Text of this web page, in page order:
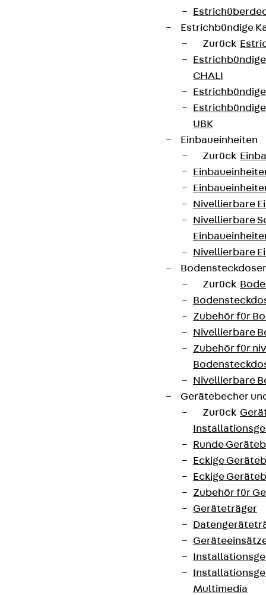
Estrichbündige
Zurück
CHALI
UBK
Einbaueinheiten
Zurück
Nivellierbare
Nivellierbare
Nivellierbare
Zurück
Zubehör für
Nivellierbare
Zubehör für
Nivellierbare
Gerätebecher
Zurück
Runde
Eckige
Eckige
Zubehör für
Geräteträger
Multimedia